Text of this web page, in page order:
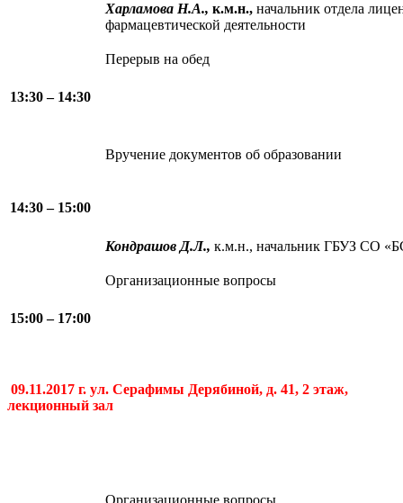
Харламова Н.А., к.м.н., начальник отдела
фармацевтической деятельности
13:30 – 14:30
Перерыв на обед
14:30 – 15:00
Вручение документов об образовании
Кондрашов Д.Л., к.м.н., начальник ГБУЗ СО
15:00 – 17:00
Организационные вопросы
09.11.2017 г. ул. Серафимы Дерябиной, д. 41, 2 этаж,
лекционный зал